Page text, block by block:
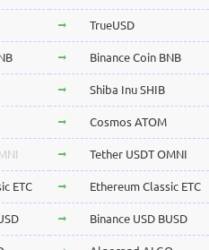
TrueUSD
Binance Coin BNB
Shiba Inu SHIB
Cosmos ATOM
Tether USDT OMNI
ETC Ethereum Classic ETC
Binance USD BUSD